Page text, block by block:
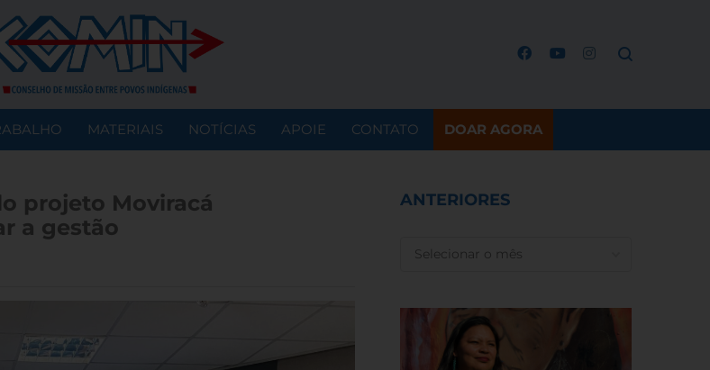
MATERIAIS NOTÍCIAS APOIE CONTATO DOAR AGORA
projeto Moviracá
a gestão
ANTERIORES